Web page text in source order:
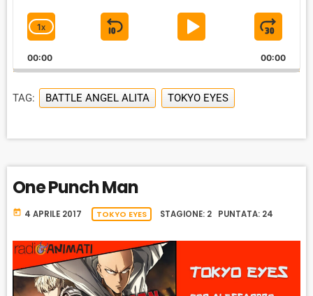
a
e
C
A
N
G
E
A
K
A
T
E
1X
S
I
P
B
A
K
W
A
D
P
A
Y
P
A
S
J
U
M
O
W
R
00:00 00:00
TAG: BATTLE ANGEL ALITA TOKYO EYES
One Punch Man
today 4 APRILE 2017 TOKYO EYES STAGIONE: 2 PUNTATA: 24